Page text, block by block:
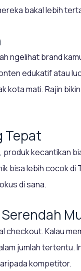
bakal lebih
ngelihat brand
edukatif atau
kota mati. Rajin
Tepat
kecantikan
bisa lebih cocok di
di sana.
checkout. Kalau
jumlah tertentu.
kompetitor.